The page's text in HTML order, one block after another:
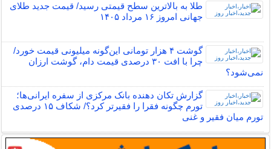
طلا به بالاترین سطح قیمتی رسید/ قیمت جدید طلای
جهانی امروز ۱۶ مرداد ۱۴۰۵
گوشت ۴ هزار تومانی این‌گونه میلیونی قیمت خورد/
چرا با افت ۳۰ درصدی قیمت دام، گوشت ارزان
نمی‌شود؟
گزارش تکان‌ دهنده بانک مرکزی از سفره ایرانی‌ها؛
تورم چگونه فقرا را فقیرتر کرد؟/ شکاف ۱۵ درصدی
تورم میان فقیر و غنی